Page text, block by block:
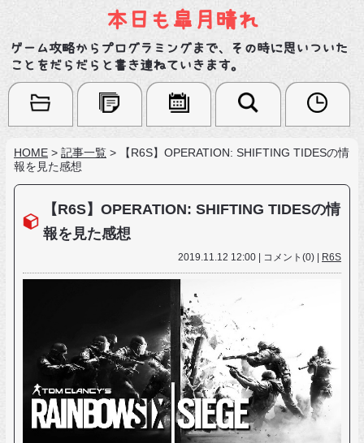
本日も皐月晴れ
ゲーム攻略からプログラミングまで、その時に思いついた
ことをだらだらと書き連ねていきます。
HOME > 記事一覧 >
【R6S】OPERATION: SHIFTING TIDESの情
報を見た感想
【R6S】OPERATION: SHIFTING TIDESの情
報を見た感想
2019.11.12 12:00 | コメント(0) | R6S